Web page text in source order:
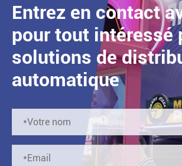
Entrez en contact
pour tout intéressé
solutions de
automatique